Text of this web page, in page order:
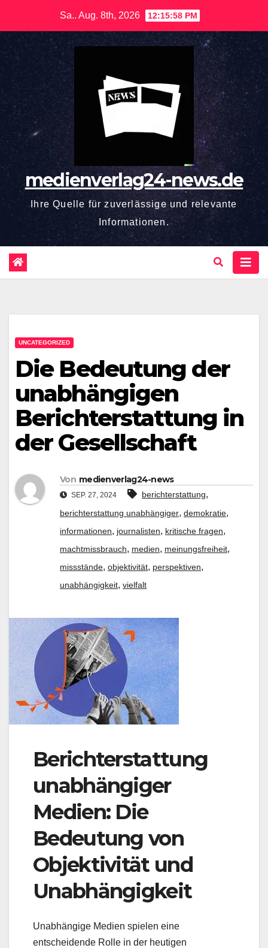
springen
Sa.. Aug. 8th, 2026 12:15:59 PM
medienverlag24-news.de
Ihre Quelle für zuverlässige und relevante
Informationen.
UNCATEGORIZED
Die Bedeutung der
unabhängigen
Berichterstattung in
der Gesellschaft
Von medienverlag24-news
SEP. 27, 2024 berichterstattung,
berichterstattung unabhängiger, demokratie,
informationen, journalisten, kritische fragen,
machtmissbrauch, medien, meinungsfreiheit,
missstände, objektivität, perspektiven,
unabhängigkeit, vielfalt
Berichterstattung
unabhängiger
Medien: Die
Bedeutung von
Objektivität und
Unabhängigkeit
Unabhängige Medien spielen eine
entscheidende Rolle in der heutigen